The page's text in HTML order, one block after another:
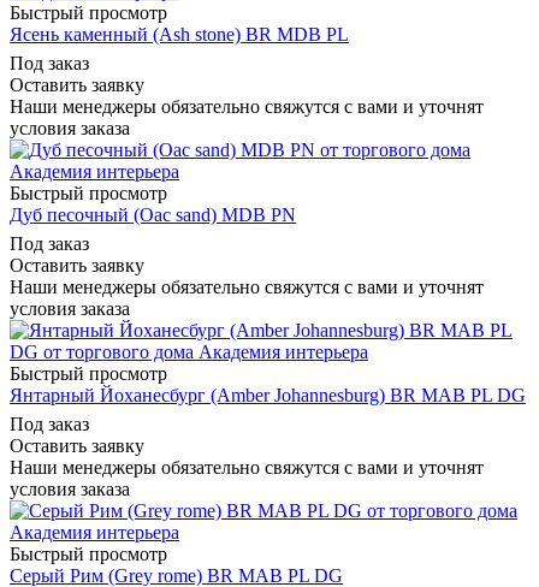
Быстрый просмотр
Ясень каменный (Ash stone) BR MDB PL
Под заказ
Оставить заявку
Наши менеджеры обязательно свяжутся с вами и уточнят
условия заказа
Быстрый просмотр
Дуб песочный (Oac sand) MDB PN
Под заказ
Оставить заявку
Наши менеджеры обязательно свяжутся с вами и уточнят
условия заказа
Быстрый просмотр
Янтарный Йоханесбург (Amber Johannesburg) BR MAB PL DG
Под заказ
Оставить заявку
Наши менеджеры обязательно свяжутся с вами и уточнят
условия заказа
Быстрый просмотр
Серый Рим (Grey rome) BR MAB PL DG